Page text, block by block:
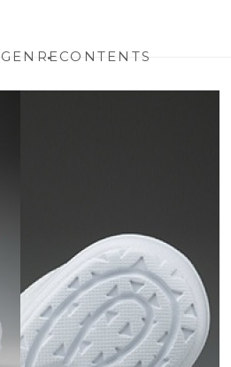
GENRECONTENTS